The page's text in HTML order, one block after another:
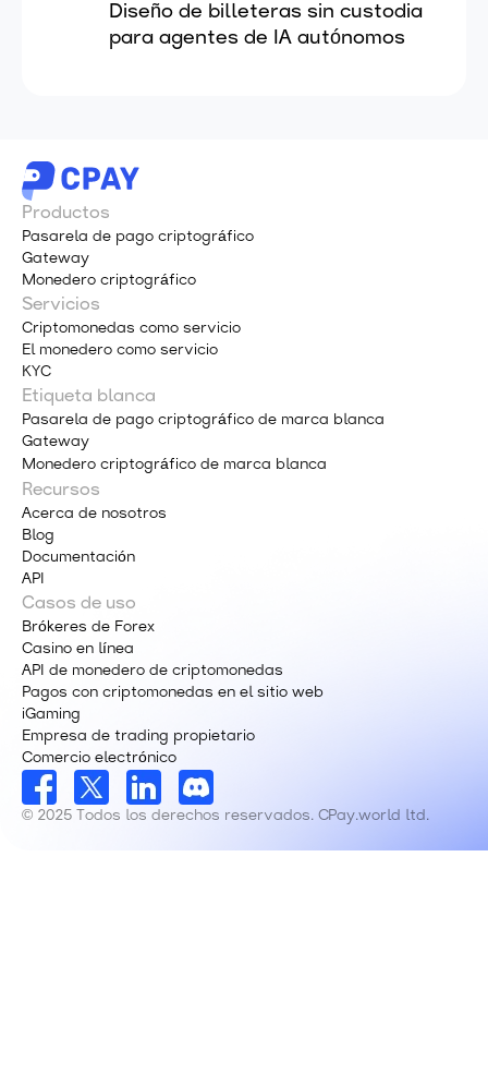
Diseño de billeteras sin custodia
para agentes de IA autónomos
Productos
Pasarela de pago criptográfico
Gateway
Monedero criptográfico
Servicios
Criptomonedas como servicio
El monedero como servicio
KYC
Etiqueta blanca
Pasarela de pago criptográfico de marca blanca
Gateway
Monedero criptográfico de marca blanca
Recursos
Acerca de nosotros
Blog
Documentación
API
Casos de uso
Brókeres de Forex
Casino en línea
API de monedero de criptomonedas
Pagos con criptomonedas en el sitio web
iGaming
Empresa de trading propietario
Comercio electrónico
© 2025 Todos los derechos reservados. CPay.world ltd.